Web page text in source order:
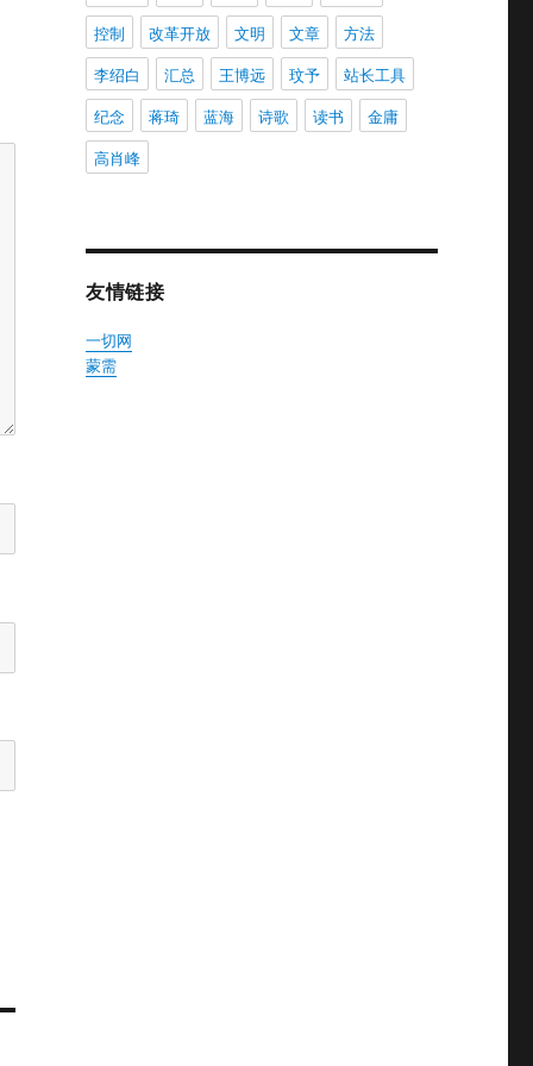
控制
改革开放 文明 文章
方法
李绍白
汇总 王博远 玟予
站长工具
纪念
蒋琦 蓝海 诗歌 读书
金庸
高肖峰
友情链接
一切网
蒙需